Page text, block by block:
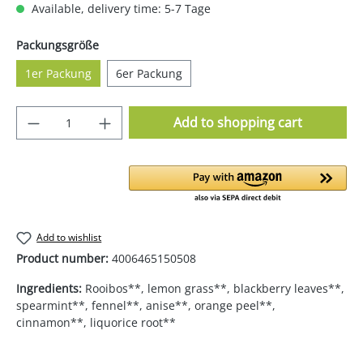
Available, delivery time: 5-7 Tage
Select
Packungsgröße
1er Packung
6er Packung
Product Quantity: Enter the desired
Add to shopping cart
Add to wishlist
Product number: 4006465150508
Ingredients: Rooibos**, lemon grass**, blackberry leaves**,
spearmint**, fennel**, anise**, orange peel**,
cinnamon**, liquorice root**